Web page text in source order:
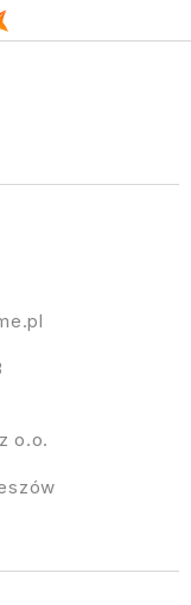
o.o.